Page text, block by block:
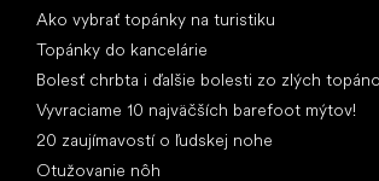
Ako vybrať topánky na turistiku
Topánky do kancelárie
Bolesť chrbta i ďalšie bolesti zo zlých
Vyvraciame 10 najväčších barefoot mýtov!
20 zaujímavostí o ľudskej nohe
Otužovanie nôh